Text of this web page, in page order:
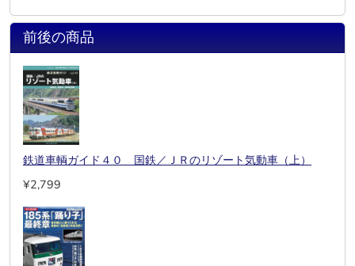
前後の商品
鉄道車輌ガイド４０ 国鉄／ＪＲのリゾート気動車（上）
¥2,799